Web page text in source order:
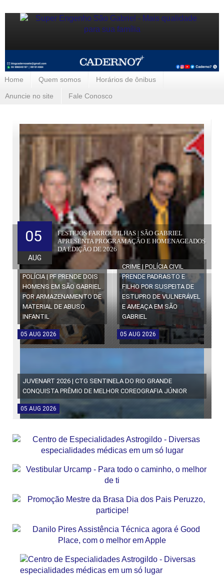
Home Quem somos Horários de ônibus
Anuncie no site Fale Conosco
FESTEJOS FARROUPILHAS | SÃO GABRIEL
APRESENTA PROGRAMAÇÃO E HOMENAGEADOS
DA EDIÇÃO DE 2026
05
AUG
POLÍCIA | PF PRENDE DOIS
HOMENS EM SÃO GABRIEL
POR ARMAZENAMENTO DE
MATERIAL DE ABUSO
INFANTIL
05 AUG 2026
CRIME | POLÍCIA CIVIL
PRENDE PADRASTO E
FILHO POR SUSPEITA DE
ESTUPRO DE VULNERÁVEL
E AMEAÇA EM SÃO
GABRIEL
05 AUG 2026
JUVENART 2026 | CTG SENTINELA DO RIO GRANDE
CONQUISTA PRÊMIO DE MELHOR COREOGRAFIA JÚNIOR
05 AUG 2026